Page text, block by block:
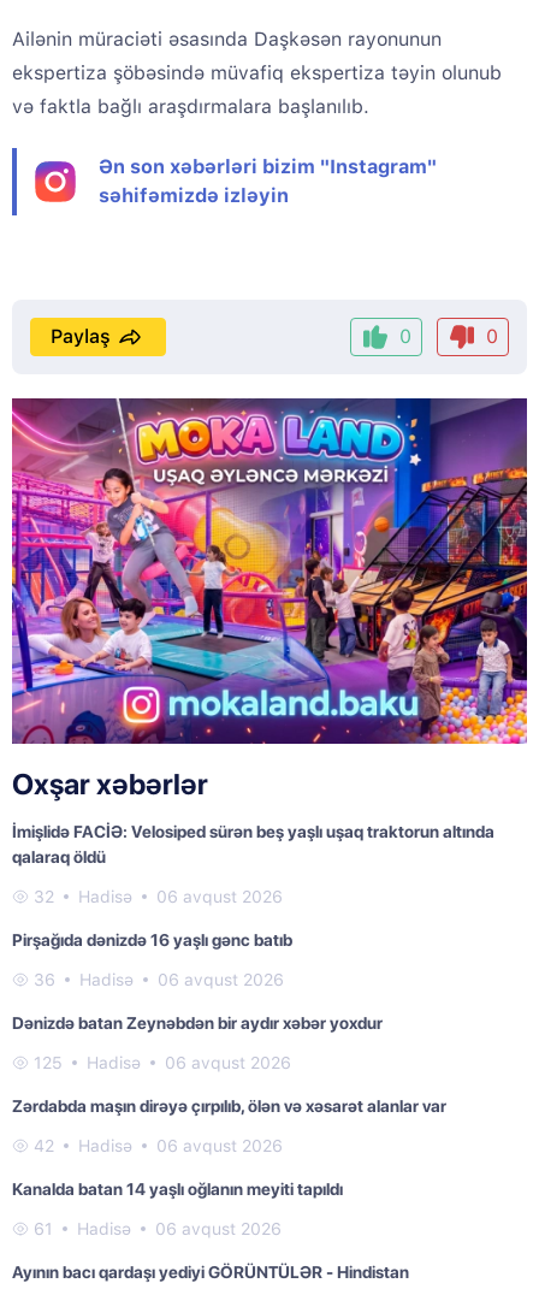
Ailənin müraciəti əsasında Daşkəsən rayonunun
ekspertiza şöbəsində müvafiq ekspertiza təyin olunub
və faktla bağlı araşdırmalara başlanılıb.
Ən son xəbərləri bizim "Instagram"
səhifəmizdə izləyin
0 0
Paylaş
Oxşar xəbərlər
İmişlidə FACİƏ: Velosiped sürən beş yaşlı uşaq traktorun altında
qalaraq öldü
32 Hadisə 06 avqust 2026
Pirşağıda dənizdə 16 yaşlı gənc batıb
36 Hadisə 06 avqust 2026
Dənizdə batan Zeynəbdən bir aydır xəbər yoxdur
125 Hadisə 06 avqust 2026
Zərdabda maşın dirəyə çırpılıb, ölən və xəsarət alanlar var
42 Hadisə 06 avqust 2026
Kanalda batan 14 yaşlı oğlanın meyiti tapıldı
61 Hadisə 06 avqust 2026
Ayının bacı qardaşı yediyi GÖRÜNTÜLƏR - Hindistan